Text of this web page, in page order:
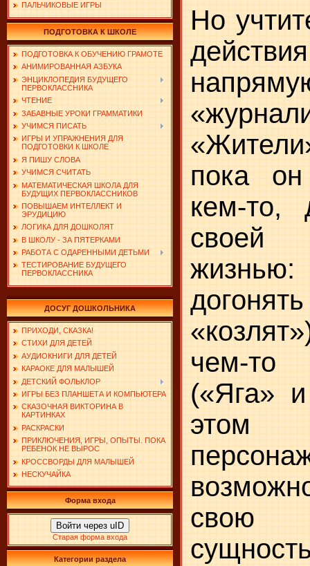
ПАЛЬЧИКОВЫЕ ИГРЫ
ПОДГОТОВКА К ШКОЛЕ
ПОДГОТОВКА К ОБУЧЕНИЮ ГРАМОТЕ
АНИМИРОВАННАЯ АЗБУКА
ЭНЦИКЛОПЕДИЯ БУДУЩЕГО
ПЕРВОКЛАССНИКА
ЧТЕНИЕ
ЗАБАВНЫЕ УРОКИ ГРАММАТИКИ
УЧИМСЯ ПИСАТЬ
ИГРЫ И УПРАЖНЕНИЯ ДЛЯ
ПОДГОТОВКИ К ШКОЛЕ
Я ПИШУ СЛОВА
УЧИМСЯ СЧИТАТЬ
МАТЕМАТИЧЕСКАЯ ШКОЛА ДЛЯ
БУДУЩИХ ПЕРВОКЛАССНИКОВ
ПОВЫШАЕМ ИНТЕЛЛЕКТ И
ЭРУДИЦИЮ
ЛОГИКА ДЛЯ ДОШКОЛЯТ
В ШКОЛУ - ЗА ПЯТЕРКАМИ
РАБОТА С ОДАРЕННЫМИ ДЕТЬМИ
ТЕСТИРОВАНИЕ БУДУЩЕГО
ПЕРВОКЛАССНИКА
ДОСУГ ДОШКОЛЬНИКА
ПРИХОДИ, СКАЗКА!
СТИХИ ДЛЯ ДЕТЕЙ
АУДИОКНИГИ ДЛЯ ДЕТЕЙ
КАРАОКЕ ДЛЯ МАЛЫШЕЙ
ДЕТСКИЙ ФОЛЬКЛОР
ИГРЫ БЕЗ ПЛАНШЕТА И КОМПЬЮТЕРА
СКАЗОЧНАЯ ВИКТОРИНА В
КАРТИНКАХ
РАСКРАСКИ
ПРИКЛЮЧЕНИЯ, ИГРЫ, ОПЫТЫ. ПОКА
РЕБЕНОК НЕ ВЫРОС
КРОССВОРДЫ ДЛЯ МАЛЫШЕЙ
НЕСКУЧАЙКА
Форма входа
Войти через uID
Старая форма входа
Категории раздела
Но
пока
кем-то,
жизнью:
чем-то
(«Яга»
свою